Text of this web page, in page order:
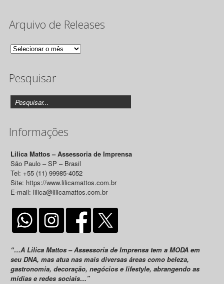
Arquivo de Releases
Arquivo
Releases
Pesquisar
Informações
Lilica Mattos – Assessoria de Imprensa
São Paulo – SP – Brasil
Tel: +55 (11) 99985-4052
Site: https://www.lilicamattos.com.br
E-mail: lilica@lilicamattos.com.br
“…A Lilica Mattos – Assessoria de Imprensa tem a MODA em
seu DNA, mas atua nas mais diversas áreas como beleza,
gastronomia, decoração, negócios e lifestyle, abrangendo as
mídias e redes sociais…”